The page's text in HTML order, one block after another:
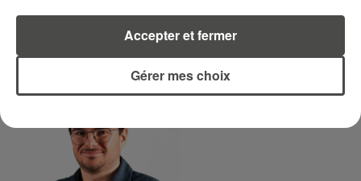
LA RÉDACTION
RCA
Voir toute l'équipe RCA
DIMITRI COUTAND
Gérer mes choix
Accepter et fermer